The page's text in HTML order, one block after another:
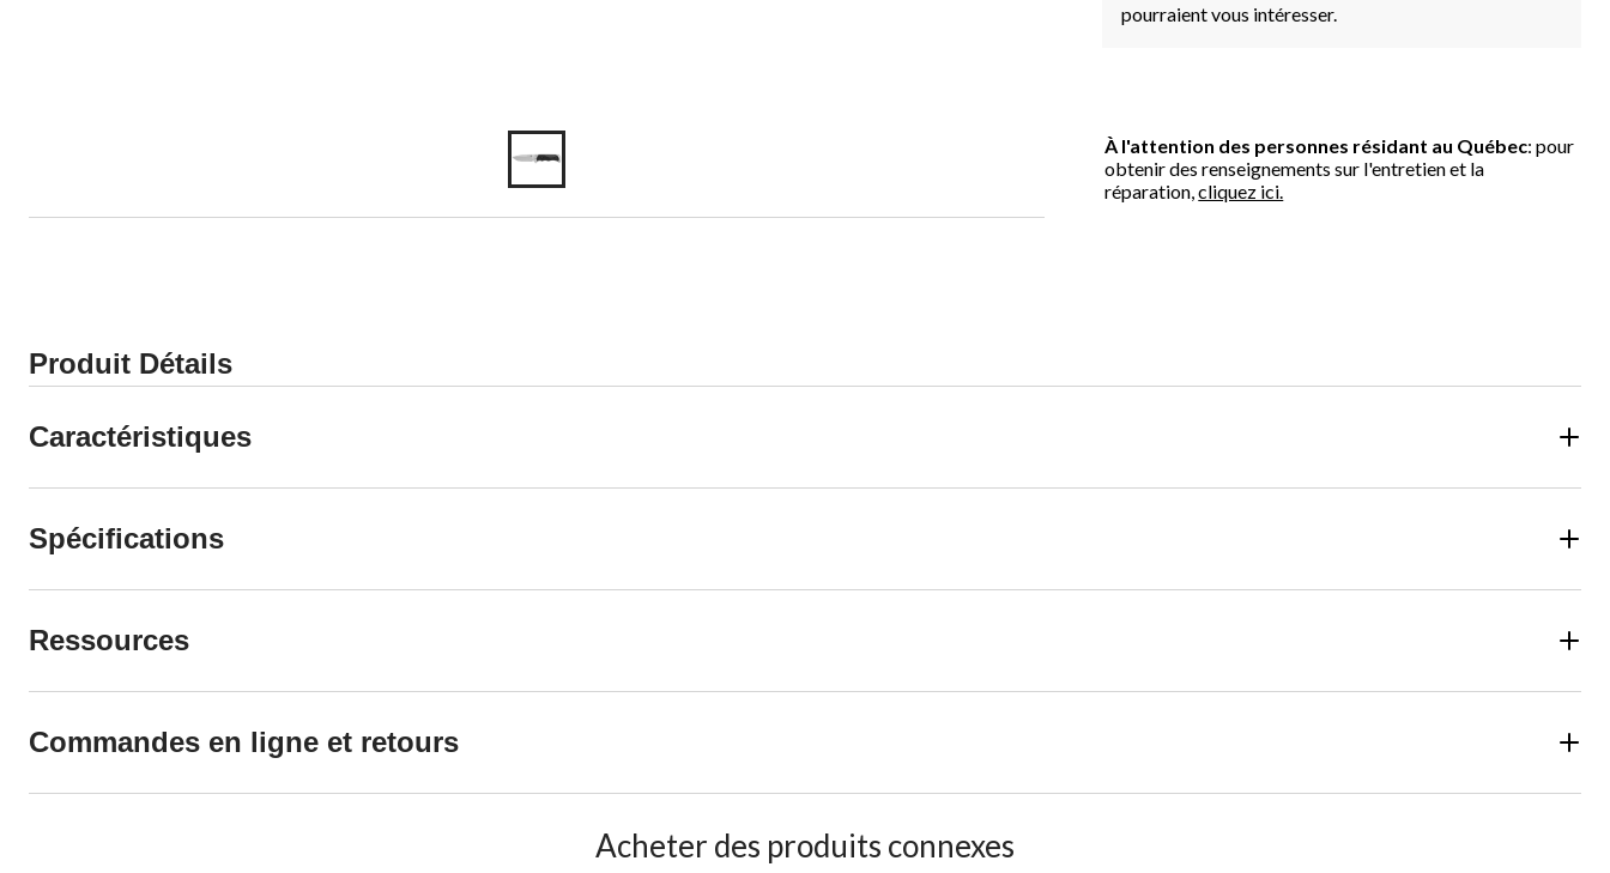
pourraient vous intéresser.
À l'attention des personnes résidant au Québec: pour
obtenir des renseignements sur l'entretien et la
réparation,cliquez ici.
Produit Détails
Caractéristiques
Spécifications
Ressources
Commandes en ligne et retours
Acheter des produits connexes